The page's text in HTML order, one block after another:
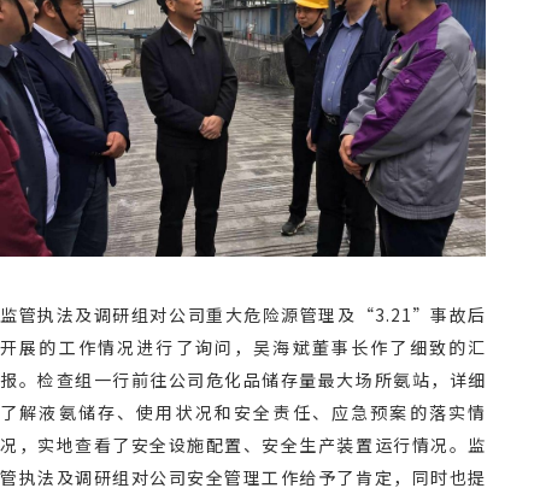
监管执法及调研组对公司重大危险源管理及“3.21 ”事故后
开展的工作情况进行了询问，吴海斌董事长作了细致的汇
报。检查组一行前往公司危化品储存量最大场所氨站，详细
了解液氨储存、使用状况和安全责任、应急预案的落实情
况，实地查看了安全设施配置、安全生产装置运行情况。监
管执法及调研组对公司安全管理工作给予了肯定，同时也提